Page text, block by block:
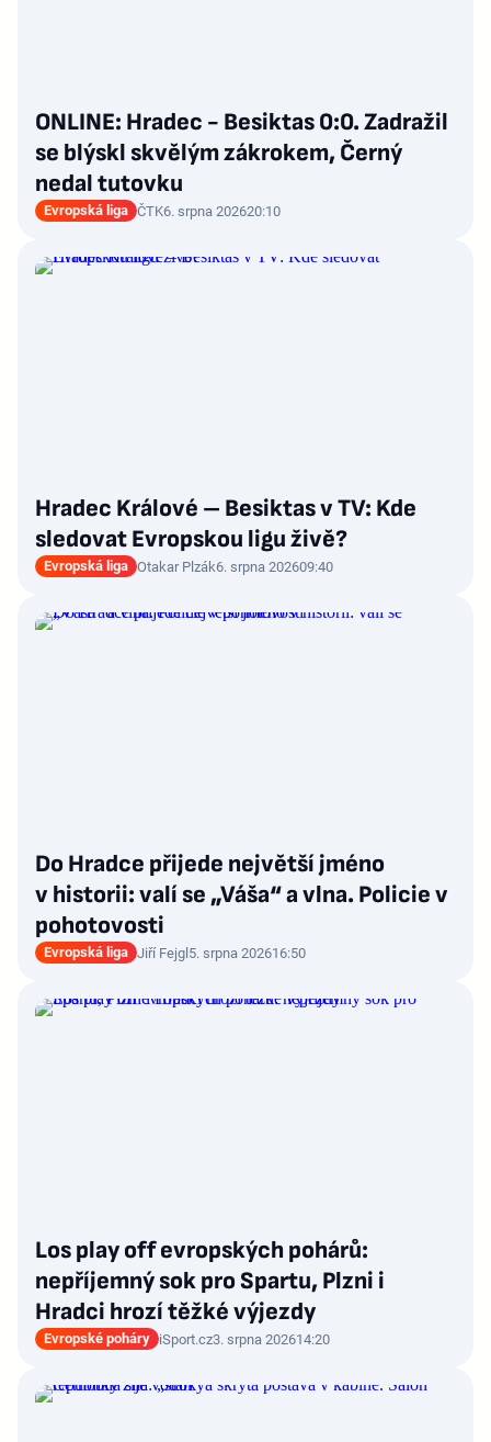
ONLINE: Hradec - Besiktas 0:0. Zadražil
se blýskl skvělým zákrokem, Černý
nedal tutovku
Evropská liga ČTK6. srpna 202620:10
Hradec Králové – Besiktas v TV: Kde
sledovat Evropskou ligu živě?
Evropská liga Otakar Plzák6. srpna 202609:40
Do Hradce přijede největší jméno
v historii: valí se „Váša“ a vlna. Policie v
pohotovosti
Evropská liga Jiří Fejgl5. srpna 202616:50
Los play off evropských pohárů:
nepříjemný sok pro Spartu, Plzni i
Hradci hrozí těžké výjezdy
Evropské poháry iSport.cz3. srpna 202614:20